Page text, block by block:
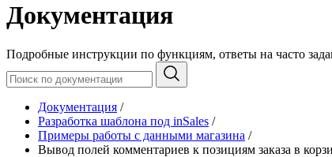
Документация
Подробные инструкции по функциям, ответы на часто
Документация /
Разработка шаблона под inSales /
Примеры работы с данными магазина /
Вывод полей комментариев к позициям заказа в